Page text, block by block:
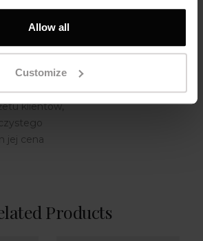
Allow all
Customize
względu na
ich trwałość.
zależy
klientów,
jej cena
Products